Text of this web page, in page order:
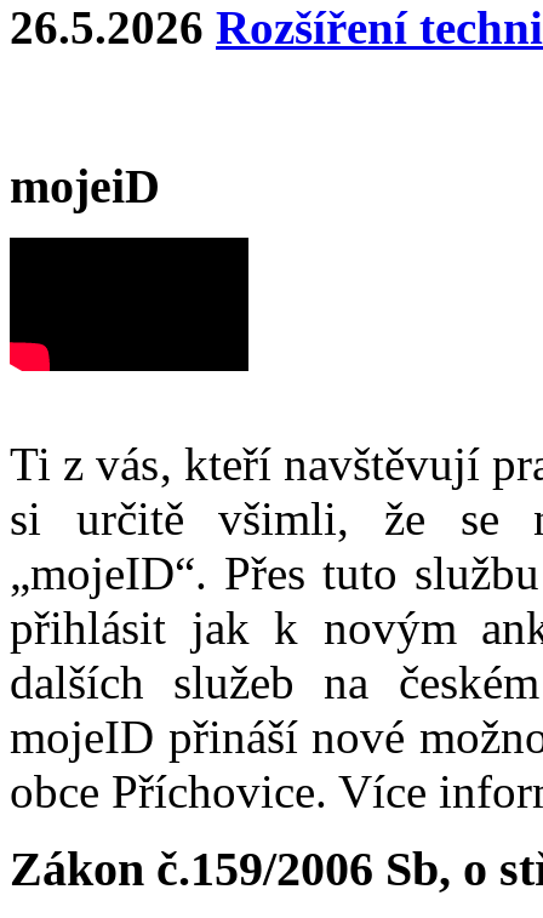
26.5.2026 Rozšíření
mojeiD
Ti z vás, kteří navštěvují
si určitě všimli, že se
„mojeID“. Přes tuto
přihlásit jak k novým
dalších služeb na
mojeID přináší nové
obce Příchovice. Více
Zákon č.159/2006 Sb, o